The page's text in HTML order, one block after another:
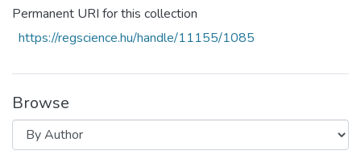
Permanent URI for this collection
https://regscience.hu/handle/11155/1085
Browse